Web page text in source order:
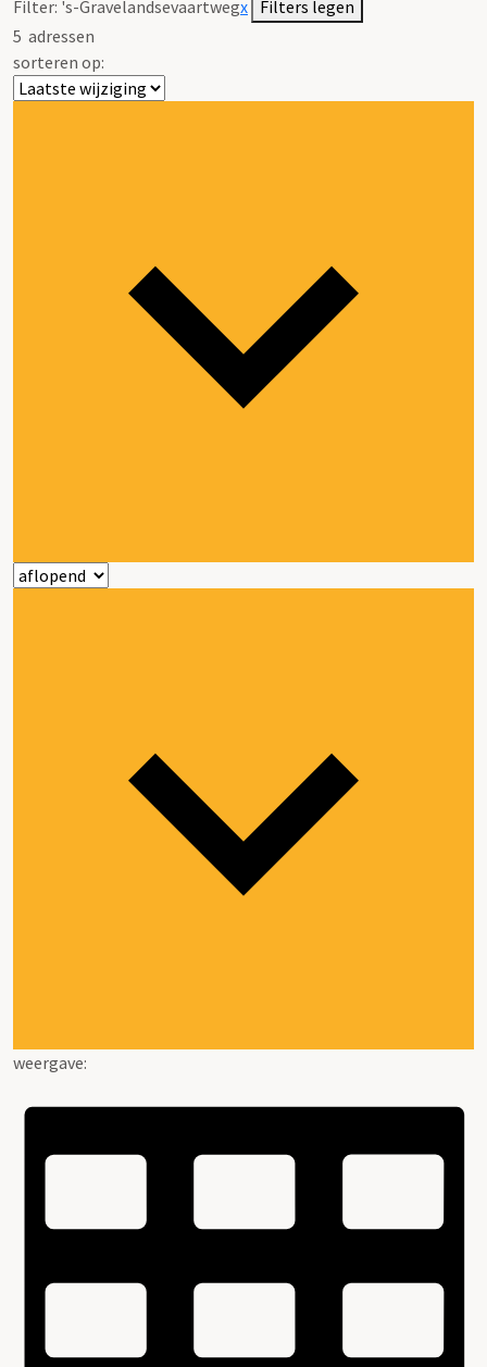
Filter: 's-Gravelandsevaartwegx Filters legen
5 adressen
sorteren op:
weergave: